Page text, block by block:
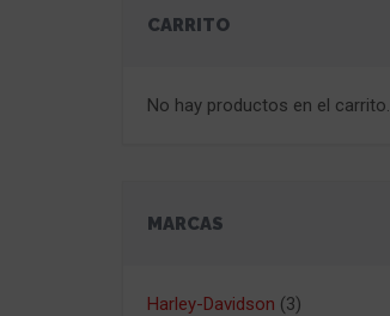
CARRITO
No hay productos en el carrito.
MARCAS
Harley-Davidson (3)